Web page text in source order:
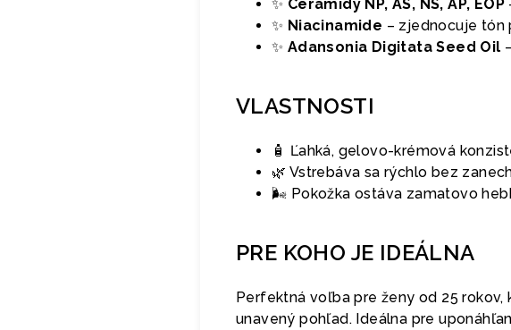
✨ Ceramidy NP, AS, NS, AP, EOP
✨ Niacinamide – zjednocuje tón
✨ Adansonia Digitata Seed Oil
VLASTNOSTI
🧴 Ľahká, gelovo-krémová
🌿 Vstrebáva sa rýchlo bez
🌬 Pokožka ostáva zamatovo
PRE KOHO JE IDEÁLNA
Perfektná voľba pre ženy od 25
unavený pohľad. Ideálna pre